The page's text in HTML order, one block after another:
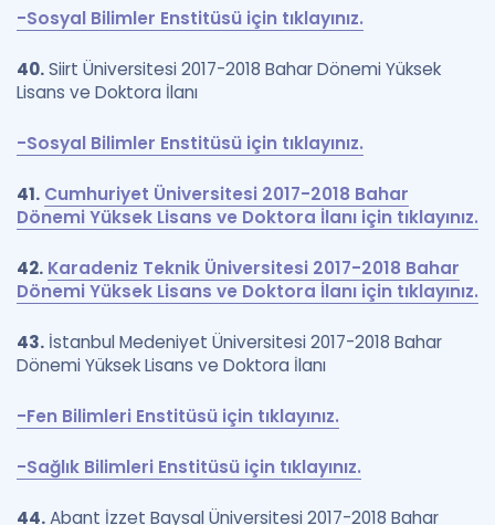
-Sosyal Bilimler Enstitüsü için tıklayınız.
40.Siirt Üniversitesi 2017-2018 Bahar Dönemi Yüksek
Lisans ve Doktora İlanı
-Sosyal Bilimler Enstitüsü için tıklayınız.
41. Cumhuriyet Üniversitesi 2017-2018 Bahar
Dönemi Yüksek Lisans ve Doktora İlanı için tıklayınız.
42. Karadeniz Teknik Üniversitesi 2017-2018 Bahar
Dönemi Yüksek Lisans ve Doktora İlanı için tıklayınız.
43. İstanbul Medeniyet Üniversitesi 2017-2018 Bahar
Dönemi Yüksek Lisans ve Doktora İlanı
-Fen Bilimleri Enstitüsü için tıklayınız.
-Sağlık Bilimleri Enstitüsü için tıklayınız.
44.Abant İzzet Baysal Üniversitesi 2017-2018 Bahar